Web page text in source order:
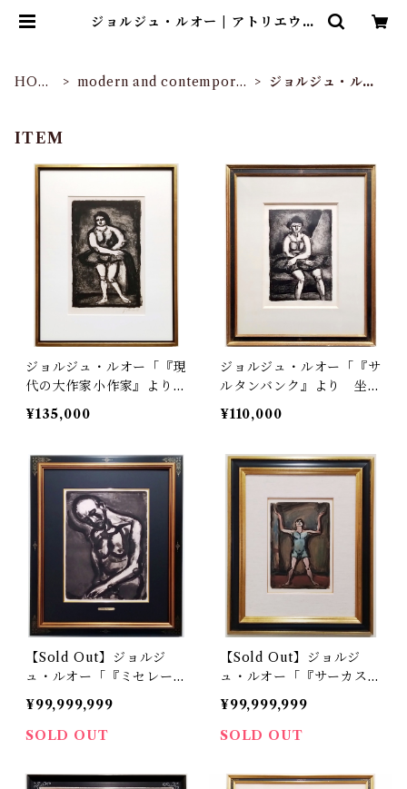
ジョルジュ・ルオー | アトリエウチ
HOM
modern and contemporar
ジョルジュ・ルオ
ITEM
ジョルジュ・ルオー「『現
代の大作家小作家』より
女曲馬師 ＜中間段階＞」
¥135,000
ジョルジュ・ルオー「『サ
ルタンバンク』より 坐る
女曲馬師 ＜決定段階＞」
¥110,000
【Sold Out】ジョルジ
ュ・ルオー「『ミセレー
レ』より 生きるとは辛き
業…」
¥99,999,999
SOLD OUT
【Sold Out】ジョルジ
ュ・ルオー「『サーカス』
より 曲芸師」
¥99,999,999
SOLD OUT